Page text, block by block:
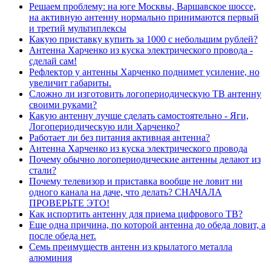
Решаем проблему: на юге Москвы, Варшавское шоссе,
на активную антенну нормально принимаются первый
и третий мультиплексы
Какую приставку купить за 1000 с небольшим рублей?
Антенна Харченко из куска электрического провода -
сделай сам!
Рефлектор у антенны Харченко поднимет усиление, но
увеличит габариты.
Сложно ли изготовить логопериодическую ТВ антенну
своими руками?
Какую антенну лучше сделать самостоятельно - Яги,
Логопериодическую или Харченко?
Работает ли без питания активная антенна?
Антенна Харченко из куска электрического провода
Почему обычно логопериодические антенны делают из
стали?
Почему телевизор и приставка вообще не ловит ни
одного канала на даче, что делать? СНАЧАЛА
ПРОВЕРЬТЕ ЭТО!
Как испортить антенну для приема цифрового ТВ?
Еще одна причина, по которой антенна до обеда ловит, а
после обеда нет.
Семь преимуществ антенн из крылатого металла
алюминия